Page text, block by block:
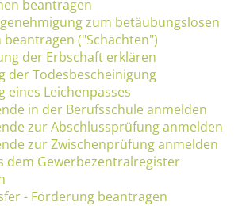
beantragen
zum betäubungslosen
beantragen ("Schächten")
der Erbschaft erklären
der Todesbescheinigung
eines Leichenpasses
in der Berufsschule anmelden
zur Abschlussprüfung anmelden
zur Zwischenprüfung anmelden
dem Gewerbezentralregister
- Förderung beantragen